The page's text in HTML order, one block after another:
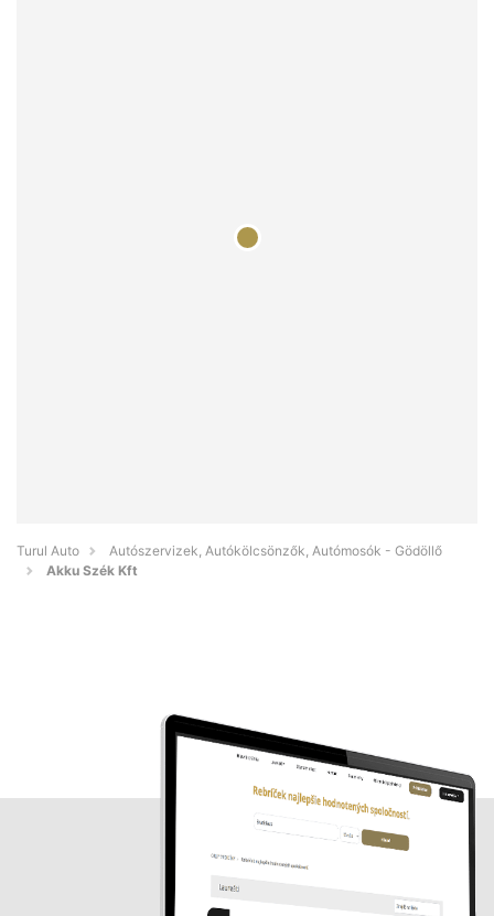
Turul Auto
Autószervizek, Autókölcsönzők, Autómosók - Gödöllő
Akku Szék Kft